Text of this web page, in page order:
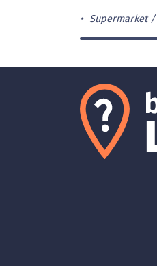
Supermarket